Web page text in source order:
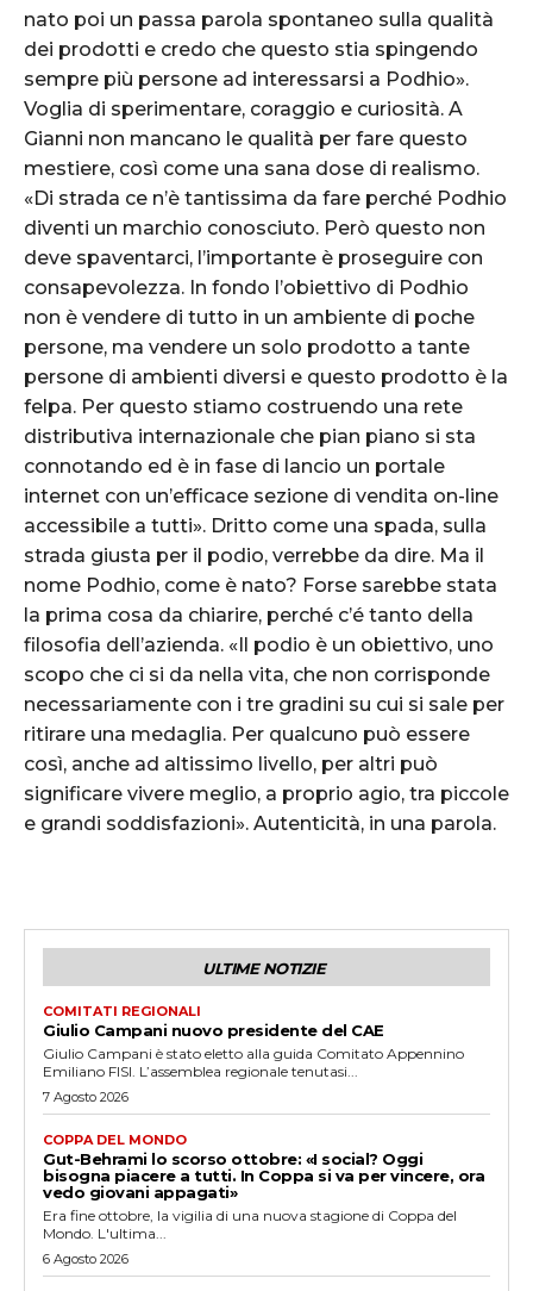
nato poi un passa parola spontaneo sulla qualità
dei prodotti e credo che questo stia spingendo
sempre più persone ad interessarsi a Podhio».
Voglia di sperimentare, coraggio e curiosità. A
Gianni non mancano le qualità per fare questo
mestiere, così come una sana dose di realismo.
«Di strada ce n’è tantissima da fare perché Podhio
diventi un marchio conosciuto. Però questo non
deve spaventarci, l’importante è proseguire con
consapevolezza. In fondo l’obiettivo di Podhio
non è vendere di tutto in un ambiente di poche
persone, ma vendere un solo prodotto a tante
persone di ambienti diversi e questo prodotto è la
felpa. Per questo stiamo costruendo una rete
distributiva internazionale che pian piano si sta
connotando ed è in fase di lancio un portale
internet con un’efficace sezione di vendita on-line
accessibile a tutti». Dritto come una spada, sulla
strada giusta per il podio, verrebbe da dire. Ma il
nome Podhio, come è nato? Forse sarebbe stata
la prima cosa da chiarire, perché c’é tanto della
filosofia dell’azienda. «Il podio è un obiettivo, uno
scopo che ci si da nella vita, che non corrisponde
necessariamente con i tre gradini su cui si sale per
ritirare una medaglia. Per qualcuno può essere
così, anche ad altissimo livello, per altri può
significare vivere meglio, a proprio agio, tra piccole
e grandi soddisfazioni». Autenticità, in una parola.
ULTIME NOTIZIE
COMITATI REGIONALI
Giulio Campani nuovo presidente del CAE
Giulio Campani è stato eletto alla guida Comitato Appennino
Emiliano FISI. L’assemblea regionale tenutasi...
7 Agosto 2026
COPPA DEL MONDO
Gut-Behrami lo scorso ottobre: «I social? Oggi
bisogna piacere a tutti. In Coppa si va per vincere, ora
vedo giovani appagati»
Era fine ottobre, la vigilia di una nuova stagione di Coppa del
Mondo. L'ultima...
6 Agosto 2026